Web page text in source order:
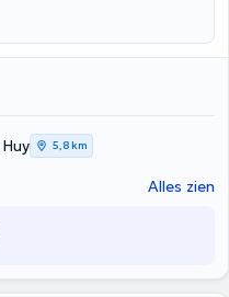
5,8 km
Alles zien